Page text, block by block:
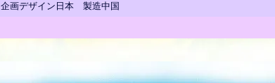
企画デザイン日本 製造中国